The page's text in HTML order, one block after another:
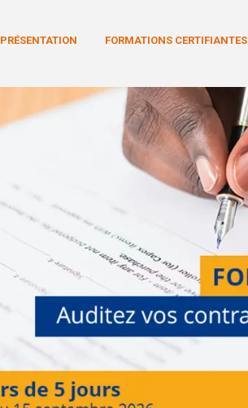
PRÉSENTATION FORMATIONS CERTIFIANTES